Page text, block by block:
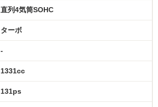
直列4気筒SOHC
ターボ
-
1331cc
131ps